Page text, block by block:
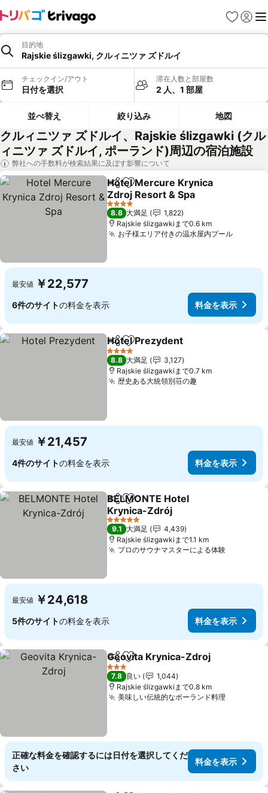
お気に入り
ログイ
メ
目的地
Rajskie ślizgawki, クルィニツァ ズドルイ
チェックイン/アウト
日付を選択
滞在人数と部屋数
2 人、1 部屋
並べ替え 絞り込み 地図
クルィニツァ ズドルイ、Rajskie ślizgawki (クル
ィニツァ ズドルイ, ポーランド)周辺の宿泊施設
弊社への手数料が検索結果に及ぼす影響について
シェアお気に入りに追加
Hotel Mercure Krynica
Zdroj Resort & Spa
料金を表示
4 ホテルのランク
8.8 大満足
1,822
Rajskie ślizgawkiまで0.6 km
お子様エリア付きの温水屋内プール料金を
最安値 ￥22,577
6件のサイトの料金を表示 料金を表示
シェアお気に入りに追加
Hotel Prezydent
4 ホテルのランク
8.8 大満足
3,127
Rajskie ślizgawkiまで0.7 km
歴史ある大統領別荘の趣
最安値 ￥21,457
4件のサイトの料金を表示 料金を表示
シェアお気に入りに追加
BELMONTE Hotel
Krynica-Zdrój
料金を表示
5 ホテルのランク
9.1 大満足
4,439
Rajskie ślizgawkiまで1.1 km
プロのサウナマスターによる体験料金を表
最安値 ￥24,618
5件のサイトの料金を表示 料金を表示
シェアお気に入りに追加
Geovita Krynica-Zdroj
3 ホテルのランク
7.8 良い
1,044
Rajskie ślizgawkiまで0.8 km
美味しい伝統的なポーランド料理料金を表
正確な料金を確認するには日付を選択してくだ
さい
料金を表示